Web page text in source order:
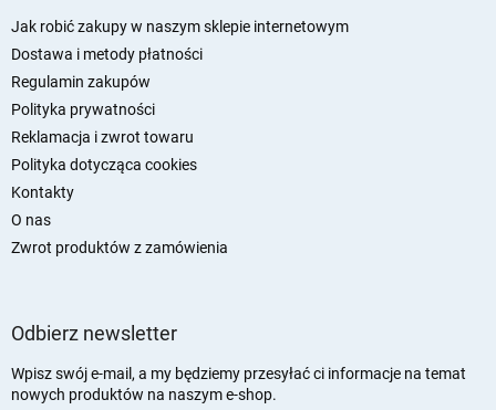
Jak robić zakupy w naszym sklepie internetowym
Dostawa i metody płatności
Regulamin zakupów
Polityka prywatności
Reklamacja i zwrot towaru
Polityka dotycząca cookies
Kontakty
O nas
Zwrot produktów z zamówienia
Odbierz newsletter
Wpisz swój e-mail, a my będziemy przesyłać ci informacje na temat
nowych produktów na naszym e-shop.